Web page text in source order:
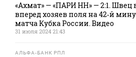
«Ахмат» — «ПАРИ НН» — 2:1. Швец
вперед хозяев поля на 42‑й
матча Кубка России. Видео
31 июля 2024 21:43
АЛЬФА-БАНК РПЛ